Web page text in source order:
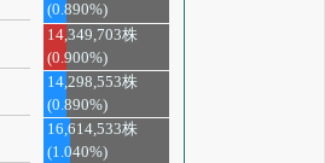
(0.890%)
14,349,703株
(0.900%)
14,298,553株
(0.890%)
16,614,533株
(1.040%)